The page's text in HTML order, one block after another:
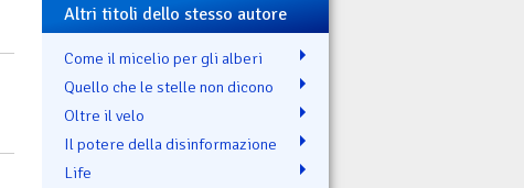
Altri titoli dello stesso autore
Come il micelio per gli alberi
Quello che le stelle non dicono
Oltre il velo
Il potere della disinformazione
Life